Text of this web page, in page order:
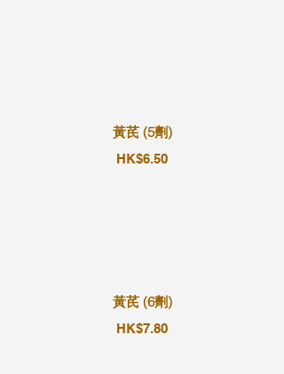
黃芪 (5劑)
HK$6.50
黃芪 (6劑)
HK$7.80